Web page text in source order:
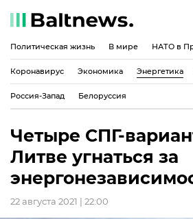
Политическая жизнь В мире НАТО в
Коронавирус Экономика Энергетика
Россия-Запад Белоруссия
Четыре СПГ-
Литве угнаться за
22 августа 2021 | 22:00